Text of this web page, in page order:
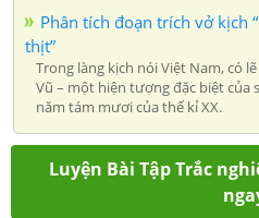
Phân tích đoạn trích vở kịch
thịt”
Trong làng kịch nói Việt Nam, có
Vũ – một hiện tượng đặc biệt
năm tám mươi của thế kỉ XX.
Luyện Bài Tập Trắc